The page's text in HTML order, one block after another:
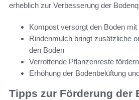
erheblich zur Verbesserung der
Kompost versorgt den Boden
Rindenmulch bringt zusätzliche
den Boden
Verrottende Pflanzenreste
Erhöhung der Bodenbelüftung
Tipps zur Förderung der